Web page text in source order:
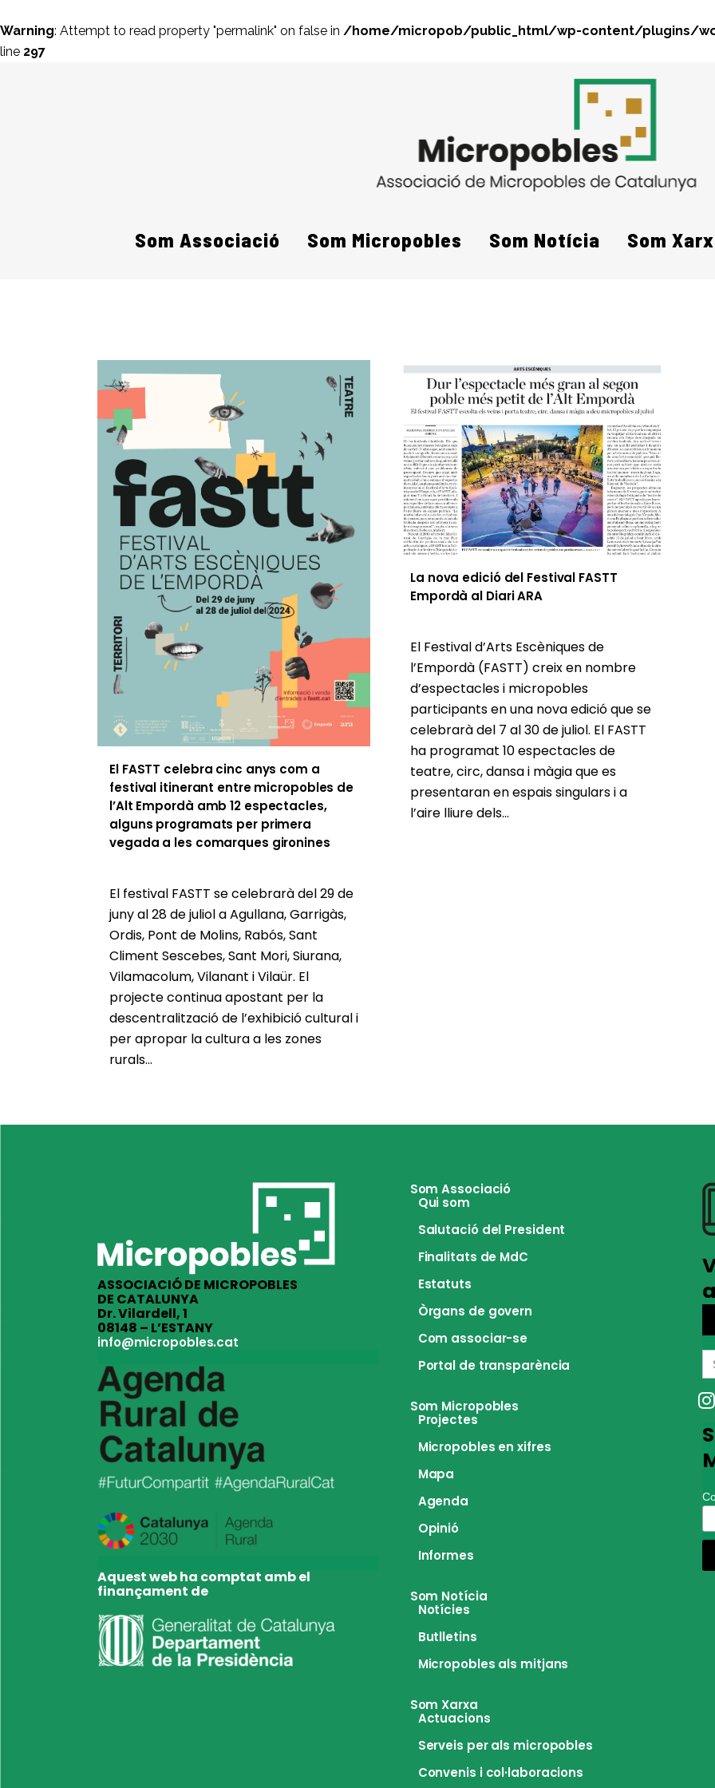
Warning: Attempt to read property "permalink" on false in /home/micropob/public_html/wp-content/plugins/
line 297
Som Associació Som Micropobles Som Notícia Som
El FASTT celebra cinc anys com a
festival itinerant entre micropobles de
l’Alt Empordà amb 12 espectacles,
alguns programats per primera
vegada a les comarques gironines
El festival FASTT se celebrarà del 29 de
juny al 28 de juliol a Agullana, Garrigàs,
Ordis, Pont de Molins, Rabós, Sant
Climent Sescebes, Sant Mori, Siurana,
Vilamacolum, Vilanant i Vilaür. El
projecte continua apostant per la
descentralització de l’exhibició cultural i
per apropar la cultura a les zones
rurals...
La nova edició del Festival FASTT
Empordà al Diari ARA
El Festival d’Arts Escèniques de
l’Empordà (FASTT) creix en nombre
d’espectacles i micropobles
participants en una nova edició que se
celebrarà del 7 al 30 de juliol. El FASTT
ha programat 10 espectacles de
teatre, circ, dansa i màgia que es
presentaran en espais singulars i a
l’aire lliure dels...
ASSOCIACIÓ DE MICROPOBLES
DE CATALUNYA
Dr. Vilardell, 1
08148 – L’ESTANY
info@micropobles.cat
Aquest web ha comptat amb el
finançament de
Som Associació
Qui som
Salutació del President
Finalitats de MdC
Estatuts
Òrgans de govern
Com associar-se
Portal de transparència
Som Micropobles
Projectes
Micropobles en xifres
Mapa
Agenda
Opinió
Informes
Som Notícia
Notícies
Butlletins
Micropobles als mitjans
Som Xarxa
Actuacions
Serveis per als micropobles
Convenis i col·laboracions